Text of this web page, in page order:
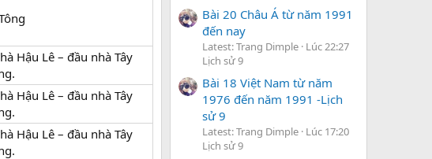
Hậu Lê – đầu nhà Tây
Hậu Lê – đầu nhà Tây
Hậu Lê – đầu nhà Tây
Bài 20 Châu Á từ năm 1991
đến nay
Latest: Trang Dimple Lúc 22:27
Lịch sử 9
Bài 18 Việt Nam từ năm
1976 đến năm 1991 -Lịch
sử 9
Latest: Trang Dimple Lúc 17:20
Lịch sử 9